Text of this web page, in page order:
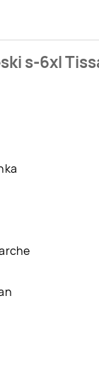
aktualnie
s-6xl